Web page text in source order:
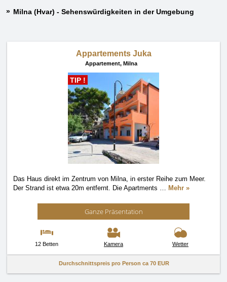
Milna (Hvar) - Sehenswürdigkeiten in der Umgebung
Appartements Juka
Appartement, Milna
TIP !
Das Haus direkt im Zentrum von Milna, in erster Reihe zum Meer.
Der Strand ist etwa 20m entfernt. Die Apartments … Mehr »
Ganze Präsentation
12 Betten Kamera Wetter
Durchschnittspreis pro Person ca 70 EUR